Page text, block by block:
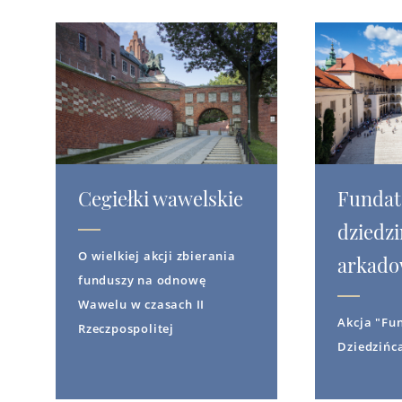
Cegiełki wawelskie
O wielkiej akcji zbierania
funduszy na odnowę
Wawelu w czasach II
Rzeczpospolitej
Akcja